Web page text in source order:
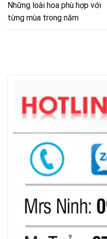
Những loài hoa phù hợp với
từng mùa trong năm